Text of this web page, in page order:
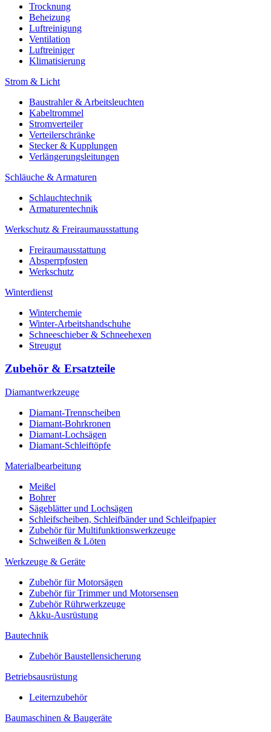
Trocknung
Beheizung
Luftreinigung
Ventilation
Luftreiniger
Klimatisierung
Strom & Licht
Baustrahler & Arbeitsleuchten
Kabeltrommel
Stromverteiler
Verteilerschränke
Stecker & Kupplungen
Verlängerungs­leitungen
Schläuche & Armaturen
Schlauchtechnik
Armaturentechnik
Werkschutz & Freiraumausstattung
Freiraumausstattung
Absperrpfosten
Werkschutz
Winterdienst
Winterchemie
Winter-Arbeitshandschuhe
Schneeschieber & Schneehexen
Streugut
Zubehör & Ersatzteile
Diamantwerkzeuge
Diamant-Trennscheiben
Diamant-Bohrkronen
Diamant-Lochsägen
Diamant-Schleiftöpfe
Materialbearbeitung
Meißel
Bohrer
Sägeblätter und Lochsägen
Schleifscheiben, Schleifbänder und Schleifpapier
Zubehör für Multifunktionswerkzeuge
Schweißen & Löten
Werkzeuge & Geräte
Zubehör für Motorsägen
Zubehör für Trimmer und Motorsensen
Zubehör Rührwerkzeuge
Akku-Ausrüstung
Bautechnik
Zubehör Baustellensicherung
Betriebsausrüstung
Leiternzubehör
Baumaschinen & Baugeräte